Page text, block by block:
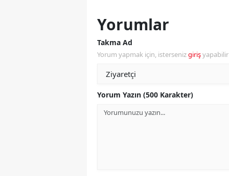
Yorumlar
Takma Ad
Yorum yapmak için, istersenizgiriş
Yorum Yazın (500 Karakter)